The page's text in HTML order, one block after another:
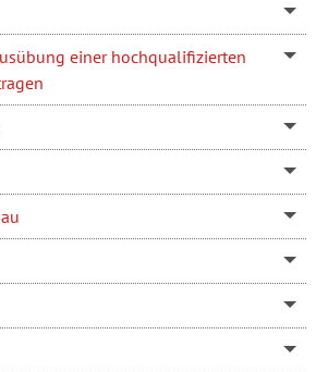
einer hochqualifizierten